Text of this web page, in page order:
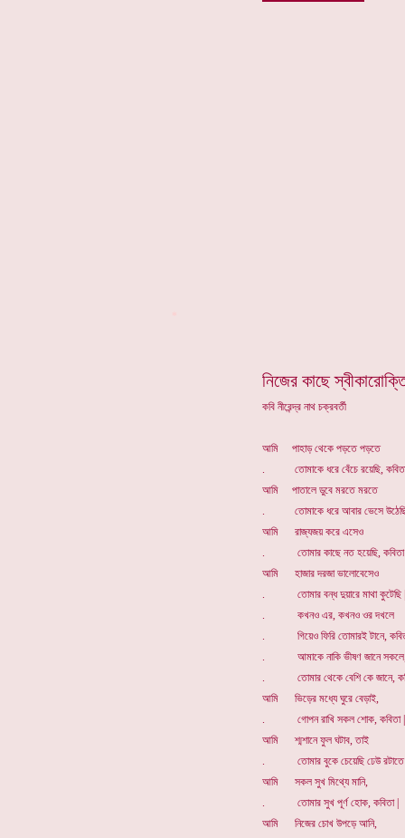
নিজের কাছে
কবি নীরেন্দ্র নাথ চক্রবর্তী
আমি পাহাড় থেকে পড়তে পড়তে
. তোমাকে ধরে বেঁচে রয়েছি,
আমি পাতালে ডুবে মরতে মরতে
. তোমাকে ধরে আবার ভেসে
আমি রাজ্যজয় করে এসেও
. তোমার কাছে নত হয়েছি, কবিতা
আমি হাজার দরজা ভালোবেসেও
. তোমার বন্ধ দুয়ারে মাথা কুটেছি |
. কখনও এর, কখনও ওর দখলে
. গিয়েও ফিরি তোমারই টানে,
. আমাকে নাকি ভীষণ জানে
. তোমার থেকে বেশি কে জানে,
আমি ভিড়ের মধ্যে ঘুরে বেড়াই,
. গোপন রাখি সকল শোক, কবিতা |
আমি শ্মশানে ফুল ঘটাব, তাই
. তোমার বুকে চেয়েছি ঢেউ রটাতে
আমি সকল সুখ মিথ্যে মানি,
. তোমার সুখ পূর্ণ হোক, কবিতা |
আমি নিজের চোখ উপড়ে আনি,